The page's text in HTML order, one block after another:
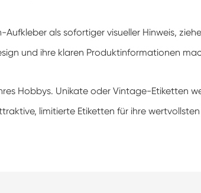
als sofortiger visueller Hinweis,
und ihre klaren Produktinformationen
Hobbys. Unikate oder Vintage-Etiketten
limitierte Etiketten für ihre wertvollsten